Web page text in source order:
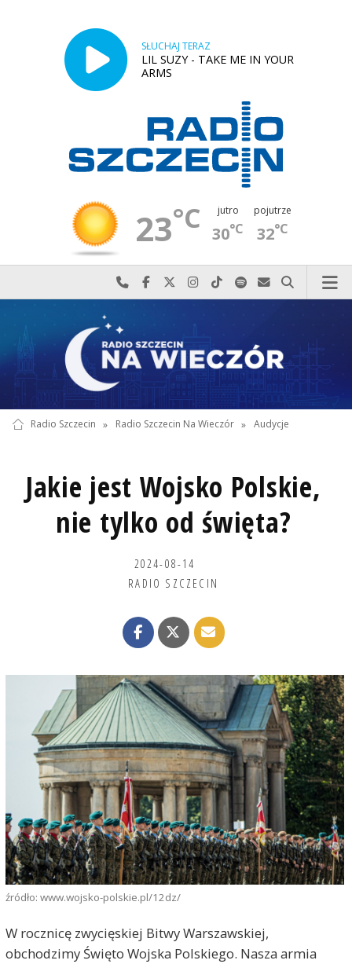
SŁUCHAJ TERAZ
LIL SUZY - TAKE ME IN YOUR
ARMS
23°C jutro
30°C
pojutrze
32°C
Najlepiej po prostu do nas zadzwoń
Odwiedź nas na Facebook-u
Odwiedź nas na X
Odwiedź nas na Instagram-ie
Odwiedź nas na TikTok-u
Szukaj nas na Spotify
Wyślij do nas
Szukaj
Radio Szczecin » Radio Szczecin Na Wieczór » Audycje
Jakie jest Wojsko Polskie,
nie tylko od święta?
2024-08-14
RADIO SZCZECIN
źródło: www.wojsko-polskie.pl/12dz/
W rocznicę zwycięskiej Bitwy Warszawskiej,
obchodzimy Święto Wojska Polskiego. Nasza armia